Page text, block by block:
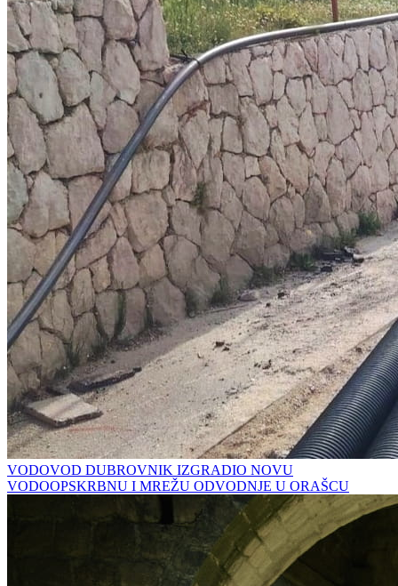
VODOVOD DUBROVNIK IZGRADIO NOVU
VODOOPSKRBNU I MREŽU ODVODNJE U ORAŠCU